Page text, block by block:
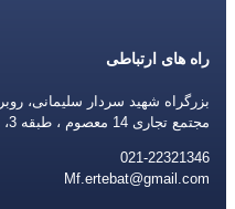
راه های ارتباطی
بزرگراه شهید سردار سلیمانی،
مجتمع تجاری 14 معصوم ، طبقه 3، واحد 3
021-22321346
Mf.ertebat@gmail.com